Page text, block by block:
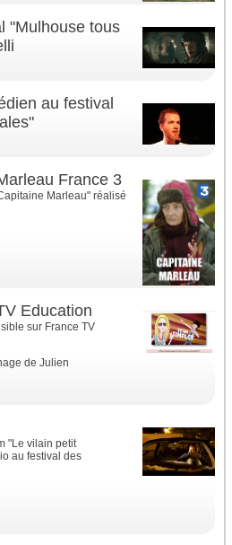
"Mulhouse tous
au festival
France 3
Marleau" réalisé
Education
sur France TV
de Julien
"Le vilain petit
au festival des